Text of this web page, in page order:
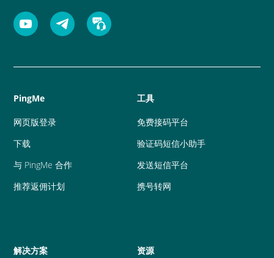
PingMe
网页版登录
下载
与 PingMe 合作
推荐返佣计划
工具
免费接码平台
验证码短信小助手
发送短信平台
携号转网
解决方案 资源